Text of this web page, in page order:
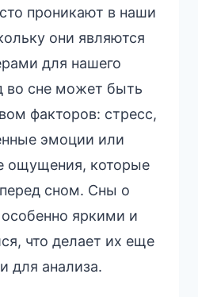
проникают в наши
они являются
для нашего
во сне может быть
факторов: стресс,
эмоции или
ощущения, которые
сном. Сны о
яркими и
что делает их еще
для анализа.